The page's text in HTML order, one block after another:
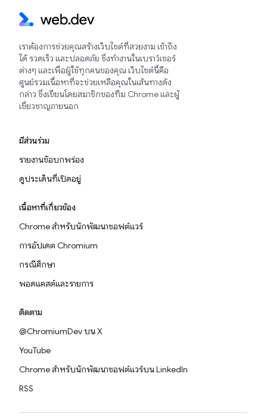
เราต้องการช่วยคุณสร้างเว็บไซต์ที่สวยงาม เข้าถึง
ได้ รวดเร็ว และปลอดภัย ซึ่งทำงานในเบราว์เซอร์
ต่างๆ และเพื่อผู้ใช้ทุกคนของคุณ เว็บไซต์นี้คือ
ศูนย์รวมเนื้อหาที่จะช่วยเหลือคุณในเส้นทางดัง
กล่าว ซึ่งเขียนโดยสมาชิกของทีม Chrome และผู้
เชี่ยวชาญภายนอก
มีส่วนร่วม
รายงานข้อบกพร่อง
ดูประเด็นที่เปิดอยู่
เนื้อหาที่เกี่ยวข้อง
Chrome สำหรับนักพัฒนาซอฟต์แวร์
การอัปเดต Chromium
กรณีศึกษา
พอดแคสต์และรายการ
ติดตาม
@ChromiumDev บน X
YouTube
Chrome สำหรับนักพัฒนาซอฟต์แวร์บน LinkedIn
RSS